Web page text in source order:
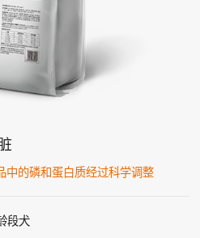
中的磷和蛋白质经过科学调整
段犬